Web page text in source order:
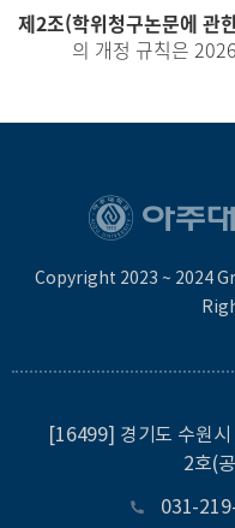
제2조(학위청구논문에 관
의 개정 규칙은
Copyright 2023 ~ 2024
[16499] 경기도 수원
2호(
031-